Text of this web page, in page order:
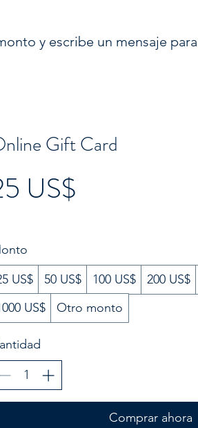
y escribe un mensaje
Gift Card
US$
US$
50 US$ 100 US$ 200 US$
US$
Otro monto
Comprar ahora